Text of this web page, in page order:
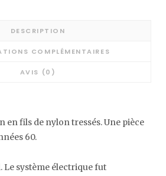
DESCRIPTION
COMPLÉMENTAIRES
AVIS (0)
en fils de nylon tressés. Une pièce
60.
Le système électrique fut